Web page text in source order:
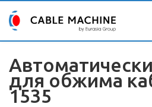
для обжима
1535